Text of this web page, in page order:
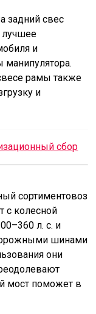
задний свес
лучшее
и
манипулятора.
рамы также
и
сбор
сортиментовоз
с колесной
л. с. и
шинами
они
мост поможет в